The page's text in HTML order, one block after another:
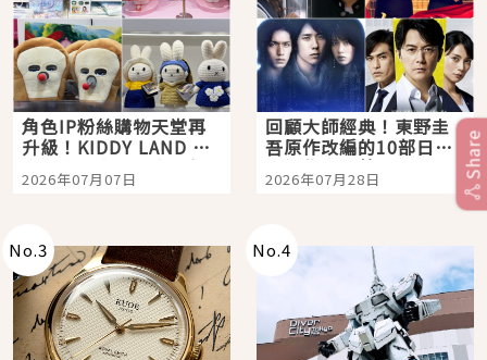
角色IP粉絲購物天堂再
升級！KIDDY LAND 原
宿店吉伊卡哇迎客，新
開幕 OMOKADO 店3分
2026年07月07日
回顧大師經典！東野圭
吾原作改編的10部日本
影視作品推薦
2026年07月28日
No.3 No.4
Share